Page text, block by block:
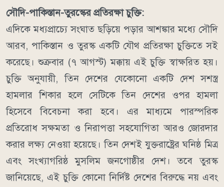
সৌদি-পাকিস্তান-তুরস্কের প্রতিরক্ষা চুক্তি:
এদিকে মধ্যপ্রাচ্যে সংঘাত ছড়িয়ে পড়ার আশঙ্কার মধ্যে সৌদি
আরব, পাকিস্তান ও তুরস্ক একটি যৌথ প্রতিরক্ষা চুক্তিতে সই
করেছে। শুক্রবার (৭ আগস্ট) মক্কায় এই চুক্তি স্বাক্ষরিত হয়।
চুক্তি অনুযায়ী, তিন দেশের যেকোনো একটি দেশ সশস্ত্র
হামলার শিকার হলে সেটিকে তিন দেশের ওপর হামলা
হিসেবে বিবেচনা করা হবে। এর মাধ্যমে পারস্পরিক
প্রতিরোধ সক্ষমতা ও নিরাপত্তা সহযোগিতা আরও জোরদার
করার লক্ষ্য নেওয়া হয়েছে।তিন দেশই যুক্তরাষ্ট্রের ঘনিষ্ঠ মিত্র
এবং সংখ্যাগরিষ্ঠ মুসলিম জনগোষ্ঠীর দেশ। তবে তুরস্ক
জানিয়েছে, এই চুক্তি কোনো নির্দিষ্ট দেশের বিরুদ্ধে নয় এবং